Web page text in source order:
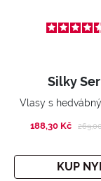
Silky
188,30 Kč Price
KUP